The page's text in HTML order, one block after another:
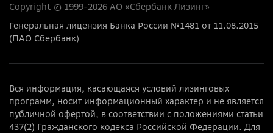
Copyright © 1999-2026 АО «Сбербанк Лизинг»
Генеральная лицензия Банка России №1481 от 11.08.2015
(ПАО Сбербанк)
Вся информация, касающаяся условий лизинговых
программ, носит информационный характер и не является
публичной офертой, в соответствии с положениями статьи
437(2) Гражданского кодекса Российской Федерации. Для